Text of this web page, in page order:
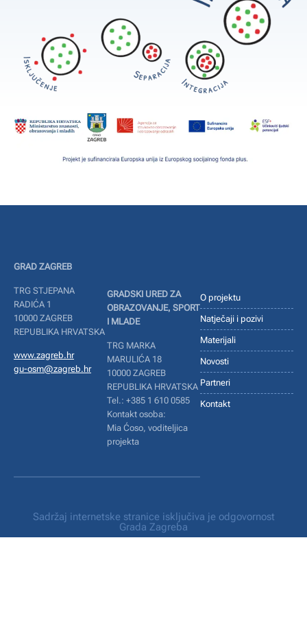
GRAD ZAGREB
TRG STJEPANA
RADIĆA 1
10000 ZAGREB
REPUBLIKA HRVATSKA
www.zagreb.hr
gu-osm@zagreb.hr
GRADSKI URED ZA
OBRAZOVANJE, SPORT
I MLADE
TRG MARKA
MARULIĆA 18
10000 ZAGREB
REPUBLIKA HRVATSKA
Tel.: +385 1 610 0585
Kontakt osoba:
Mia Ćoso, voditeljica
projekta
O projektu
Natječaji i pozivi
Materijali
Novosti
Partneri
Kontakt
Sadržaj internetske stranice isključiva je odgovornost
Grada Zagreba